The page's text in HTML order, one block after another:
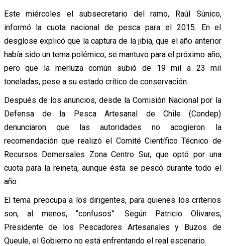
Este miércoles el subsecretario del ramo, Raúl Súnico,
informó la cuota nacional de pesca para el 2015. En el
desglose explicó que la captura de la jibia, que el año anterior
había sido un tema polémico, se mantuvo para el próximo año,
pero que la merluza común subió de 19 mil a 23 mil
toneladas, pese a su estado crítico de conservación.
Después de los anuncios, desde la Comisión Nacional por la
Defensa de la Pesca Artesanal de Chile (Condep)
denunciaron que las autoridades no acogieron la
recomendación que realizó el Comité Científico Técnico de
Recursos Demersales Zona Centro Sur, que optó por una
cuota para la reineta, aunque ésta se pescó durante todo el
año.
El tema preocupa a los dirigentes, para quienes los criterios
son, al menos, “confusos”. Según Patricio Olivares,
Presidente de los Pescadores Artesanales y Buzos de
Queule, el Gobierno no está enfrentando el real escenario.